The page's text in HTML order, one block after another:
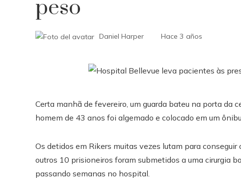
peso
Daniel Harper Hace 3 años
Certa manhã de fevereiro, um guarda bateu na porta da
homem de 43 anos foi algemado e colocado em um
Os detidos em Rikers muitas vezes lutam para
outros 10 prisioneiros foram submetidos a uma cirurgia
passando semanas no hospital.